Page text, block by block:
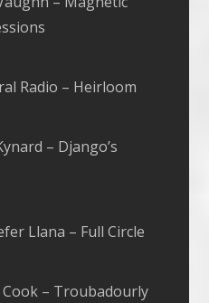
Radio – Heirloom
– Django’s
Llana – Full Circle
Cook – Troubadourly